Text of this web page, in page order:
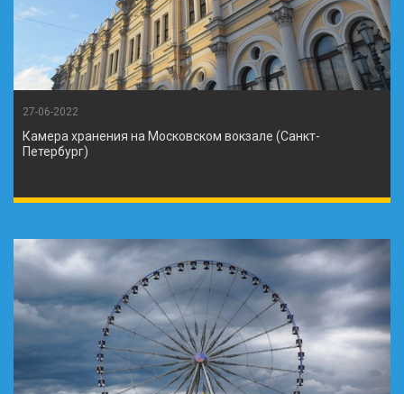
27-06-2022
Камера хранения на Московском вокзале (Санкт-
Петербург)